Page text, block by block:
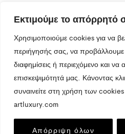
Εκτιμούμε το απόρρητό
Χρησιμοποιούμε cookies για να
περιήγησής σας, να προβάλλουμε
διαφημίσεις ή περιεχόμενο και να
επισκεψιμότητά μας. Κάνοντας
συναινείτε στη χρήση των
artluxury.com
Απόρριψη όλων